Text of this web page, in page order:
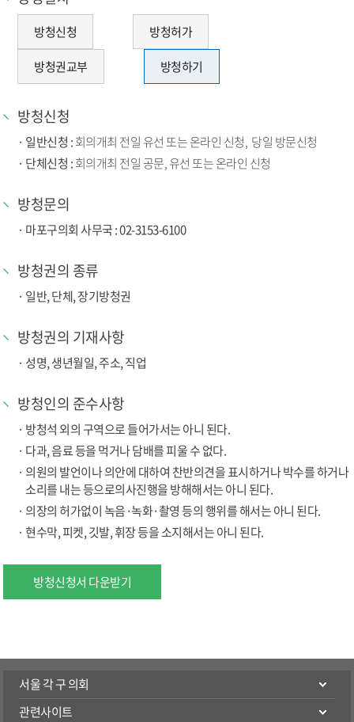
방청신청
방청허가
방청권교부
방청하기
방청신청
일반신청 :회의개최 전일 유선 또는 온라인 신청, 당일 방문신청
단체신청 :회의개최 전일 공문, 유선 또는 온라인 신청
방청문의
마포구의회 사무국 : 02-3153-6100
방청권의 종류
일반, 단체, 장기방청권
방청권의 기재사항
성명, 생년월일, 주소, 직업
방청인의 준수사항
방청석 외의 구역으로 들어가서는 아니 된다.
다과,음료 등을 먹거나 담배를 피울 수 없다.
의원의 발언이나 의안에 대하여 찬반의견을 표시하거나 박수를 하거나
소리를 내는 등으로의사진행을 방해해서는 아니 된다.
의장의 허가없이 녹음·녹화·촬영 등의 행위를 해서는 아니 된다.
현수막,피켓,깃발,휘장 등을 소지해서는 아니 된다.
방청신청서 다운받기
서울 각 구 의회
관련사이트